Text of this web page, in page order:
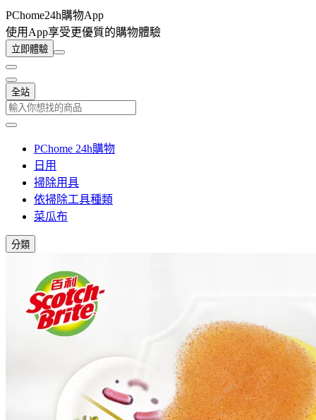
PChome24h購物App
使用App享受更優質的購物體驗
立即體驗
全站
PChome 24h購物
日用
掃除用具
依掃除工具種類
菜瓜布
分類